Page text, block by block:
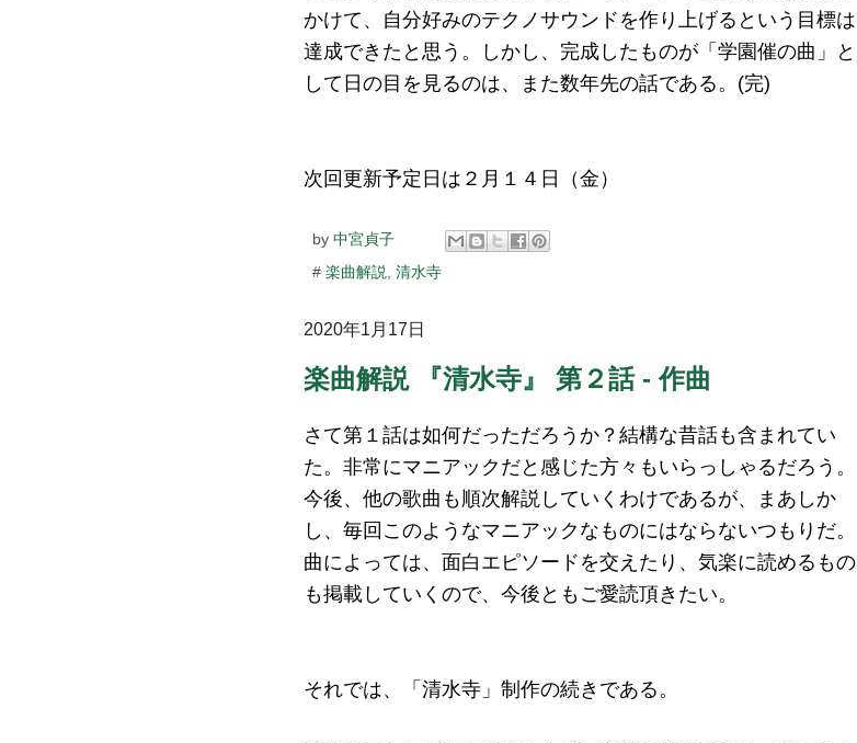
かけて、自分好みのテクノサウンドを作り上げるという目標は
達成できたと思う。しかし、完成したものが「学園催の曲」と
して日の目を見るのは、また数年先の話である。(完)
次回更新予定日は２月１４日（金）
by 中宮貞子
# 楽曲解説 清水寺
2020年1月17日
楽曲解説 『清水寺』 第２話 - 作曲
さて第１話は如何だっただろうか？結構な昔話も含まれてい
た。非常にマニアックだと感じた方々もいらっしゃるだろう。
今後、他の歌曲も順次解説していくわけであるが、まあしか
し、毎回このようなマニアックなものにはならないつもりだ。
曲によっては、面白エピソードを交えたり、気楽に読めるもの
も掲載していくので、今後ともご愛読頂きたい。
それでは、「清水寺」制作の続きである。